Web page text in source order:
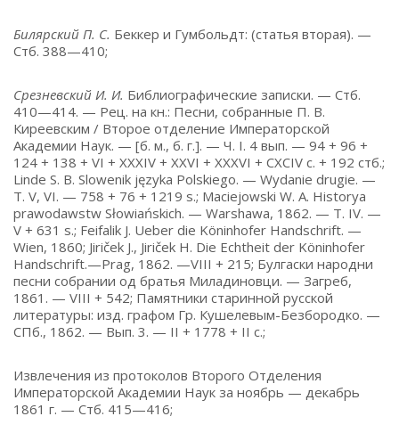
Билярский П. С. Беккер и Гумбольдт: (статья вторая). —
Стб. 388—410;
Срезневский И. И. Библиографические записки. — Стб.
410—414. — Рец. на кн.: Песни, собранные П. В.
Киреевским / Второе отделение Императорской
Академии Наук. — [б. м., б. г.]. — Ч. I. 4 вып. — 94 + 96 +
124 + 138 + VI + XXXIV + XXVI + XXXVI + CXCIV с. + 192 стб.;
Linde S. B. Slowenik języka Polskiego. — Wydanie drugie. —
T. V, VI. — 758 + 76 + 1219 s.; Maciejowski W. A. Historya
prawodawstw Słowiańskich. — Warshawa, 1862. — T. IV. —
V + 631 s.; Feifalik J. Ueber die Köninhofer Handschrift. —
Wien, 1860; Jiriček J., Jiriček H. Die Echtheit der Köninhofer
Handschrift.—Prag, 1862. —VIII + 215; Булгаски народни
песни собрании од братья Миладиновци. — Загреб,
1861. — VIII + 542; Памятники старинной русской
литературы: изд. графом Гр. Кушелевым-Безбородко. —
СПб., 1862. — Вып. 3. — II + 1778 + II с.;
Извлечения из протоколов Второго Отделения
Императорской Академии Наук за ноябрь — декабрь
1861 г. — Стб. 415—416;